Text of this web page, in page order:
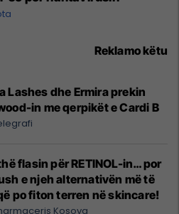
Reklamo këtu
Lashes dhe Ermira prekin
in me qerpikët e Cardi B
flasin për RETINOL-in… por
e njeh alternativën më të
po fiton terren në skincare!
Kosova